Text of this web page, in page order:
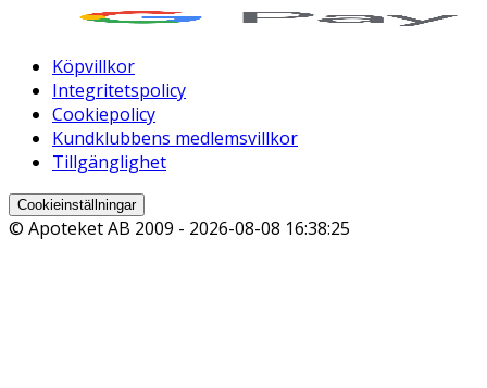
Köpvillkor
Integritetspolicy
Cookiepolicy
Kundklubbens medlemsvillkor
Tillgänglighet
Cookieinställningar
© Apoteket AB 2009 - 2026-08-08 16:38:25